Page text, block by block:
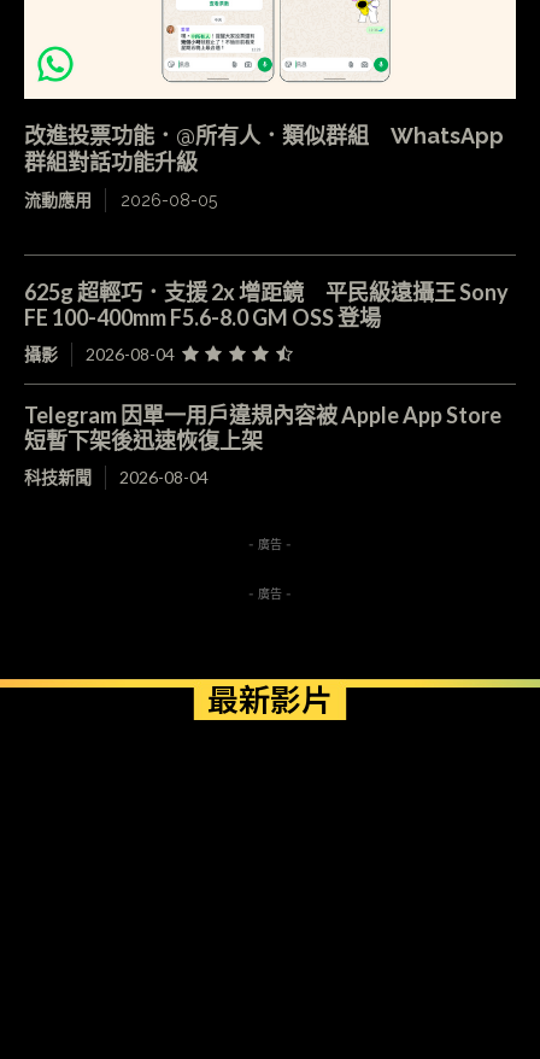
改進投票功能．@所有人．類似群組 WhatsApp
群組對話功能升級
流動應用 2026-08-05
625g 超輕巧．支援 2x 增距鏡 平民級遠攝王 Sony
FE 100-400mm F5.6-8.0 GM OSS 登場
攝影 2026-08-04
Telegram 因單一用戶違規內容被 Apple App Store
短暫下架後迅速恢復上架
科技新聞 2026-08-04
- 廣告 -
- 廣告 -
最新影片